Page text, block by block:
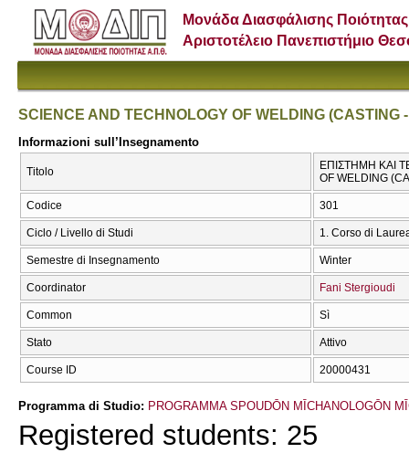
Μονάδα Διασφάλισης Ποιότητας
Αριστοτέλειο Πανεπιστήμιο
SCIENCE AND TECHNOLOGY OF WELDING (CASTING
Informazioni sull’Insegnamento
Titolo
ΕΠΙΣΤΗΜΗ ΚΑΙ
OF WELDING
Codice 301
Ciclo / Livello di Studi 1. Corso di
Semestre di Insegnamento Winter
Coordinator Fani Stergioudi
Common Sì
Stato Attivo
Course ID 20000431
Programma di Studio: PROGRAMMA SPOUDŌN MĪCΗANOLOGŌN
Registered students: 25